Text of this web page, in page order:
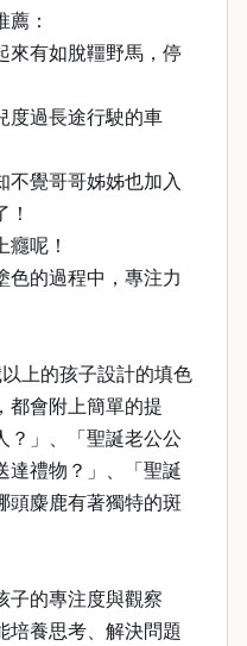
：
有如脫韁野馬，停
度過長途行駛的車
覺哥哥姊姊也加入
呢！
的過程中，專注力
上的孩子設計的填色
都會附上簡單的提
？」、「聖誕老公公
達禮物？」、「聖誕
頭麋鹿有著獨特的斑
子的專注度與觀察
培養思考、解決問題